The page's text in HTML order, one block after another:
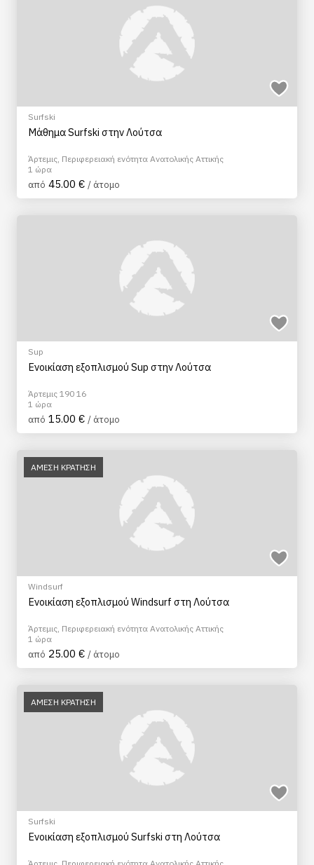
Surfski
Μάθημα Surfski στην Λούτσα
Άρτεμις, Περιφερειακή ενότητα Ανατολικής Αττικής
1 ώρα
από 45.00 € / άτομο
Sup
Ενοικίαση εξοπλισμού Sup στην Λούτσα
Άρτεμις 190 16
1 ώρα
από 15.00 € / άτομο
ΑΜΕΣΗ ΚΡΑΤΗΣΗ
Windsurf
Ενοικίαση εξοπλισμού Windsurf στη Λούτσα
Άρτεμις, Περιφερειακή ενότητα Ανατολικής Αττικής
1 ώρα
από 25.00 € / άτομο
ΑΜΕΣΗ ΚΡΑΤΗΣΗ
Surfski
Ενοικίαση εξοπλισμού Surfski στη Λούτσα